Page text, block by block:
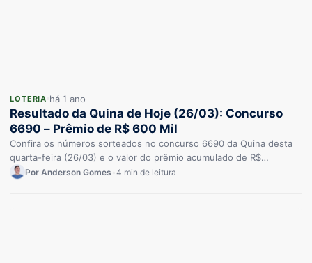
LOTERIA há 1 ano
Resultado da Quina de Hoje (26/03): Concurso
6690 – Prêmio de R$ 600 Mil
Confira os números sorteados no concurso 6690 da Quina desta
quarta-feira (26/03) e o valor do prêmio acumulado de R$…
Por Anderson Gomes 4 min de leitura